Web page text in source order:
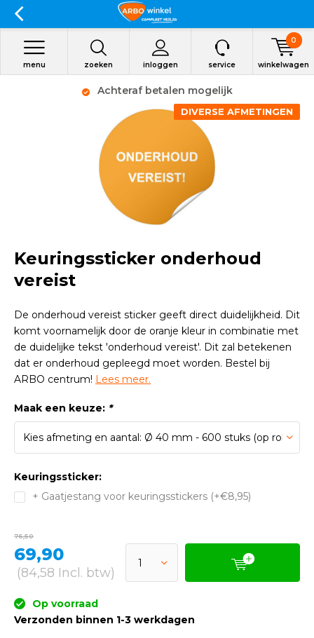
zoeken inloggen
menu service winkelwagen
0
Achteraf betalen mogelijk
DIVERSE AFMETINGEN
Keuringssticker onderhoud
vereist
De onderhoud vereist sticker geeft direct duidelijkheid. Dit
komt voornamelijk door de oranje kleur in combinatie met
de duidelijke tekst 'onderhoud vereist'. Dit zal betekenen
dat er onderhoud gepleegd moet worden. Bestel bij
ARBO centrum! Lees meer.
Maak een keuze: *
Keuringssticker:
+ Gaatjestang voor keuringsstickers (+€8,95)
76,50
69,90
(84,58 Incl. btw)
Op voorraad
Verzonden binnen 1-3 werkdagen